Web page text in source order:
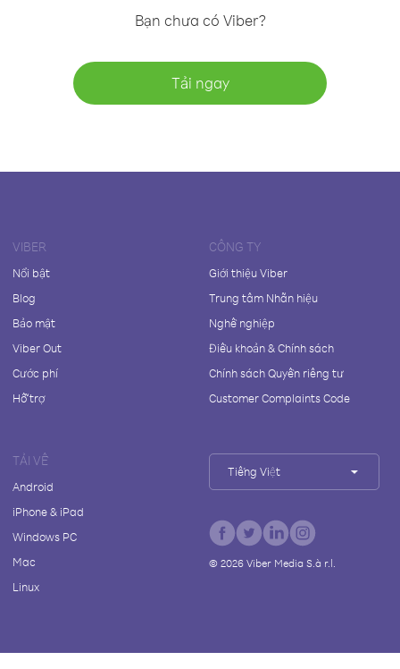
Bạn chưa có Viber?
Tải ngay
VIBER
Nổi bật
Blog
Bảo mật
Viber Out
Cước phí
Hỗ trợ
CÔNG TY
Giới thiệu Viber
Trung tâm Nhãn hiệu
Nghề nghiệp
Điều khoản & Chính sách
Chính sách Quyền riêng tư
Customer Complaints Code
TẢI VỀ
Android
iPhone & iPad
Windows PC
Mac
Linux
Tiếng Việt
© 2026Viber Media S.à r.l.